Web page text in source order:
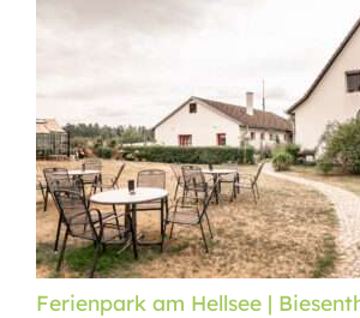
Ferienpark am Hellsee |